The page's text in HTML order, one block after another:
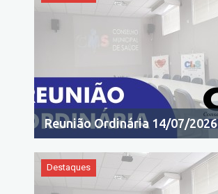
Reunião Ordinária 14/07/2026
Destaques